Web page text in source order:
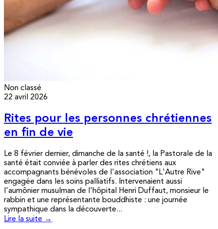
Non classé
22 avril 2026
Rites pour les personnes chrétiennes
en fin de vie
Le 8 février dernier, dimanche de la santé !, la Pastorale de la
santé était conviée à parler des rites chrétiens aux
accompagnants bénévoles de l'association "L'Autre Rive"
engagée dans les soins palliatifs. Intervenaient aussi
l'aumônier musulman de l'hôpital Henri Duffaut, monsieur le
rabbin et une représentante bouddhiste : une journée
sympathique dans la découverte...
Lire la suite →